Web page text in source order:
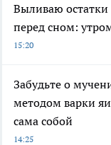
Выливаю остатки
перед сном:
15:20
Забудьте о
методом варки
сама собой
14:25